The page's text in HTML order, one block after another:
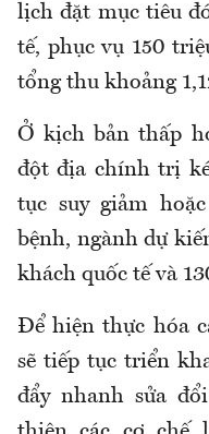
lịch đặt mục tiêu
tế, phục vụ 150
tổng thu khoảng
Ở kịch bản thấp
đột địa chính trị
tục suy giảm
bệnh, ngành dự
khách quốc tế và
Để hiện thực hóa
sẽ tiếp tục triển
đẩy nhanh sửa